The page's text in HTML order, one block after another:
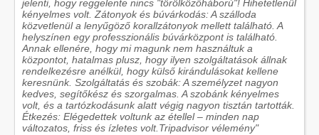
jelenti, hogy reggelente nincs "törölközőháború"! Hihetetlenül
kényelmes volt. Zátonyok és búvárkodás: A szálloda
közvetlenül a lenyűgöző korallzátonyok mellett található. A
helyszínen egy professzionális búvárközpont is található.
Annak ellenére, hogy mi magunk nem használtuk a
központot, hatalmas plusz, hogy ilyen szolgáltatások állnak
rendelkezésre anélkül, hogy külső kirándulásokat kellene
keresnünk. Szolgáltatás és szobák: A személyzet nagyon
kedves, segítőkész és szorgalmas. A szobánk kényelmes
volt, és a tartózkodásunk alatt végig nagyon tisztán tartották.
Étkezés: Elégedettek voltunk az étellel – minden nap
változatos, friss és ízletes volt.Tripadvisor vélemény"